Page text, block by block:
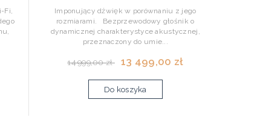
Fi,
Imponujący dźwięk w porównaniu z jego
rozmiarami. Bezprzewodowy głośnik o
dynamicznej charakterystyce akustycznej,
przeznaczony do umie...
14 999,00 zł 13 499,00 zł
Do koszyka